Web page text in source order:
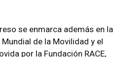
se enmarca además en la
de la Movilidad y el
por la Fundación RACE,